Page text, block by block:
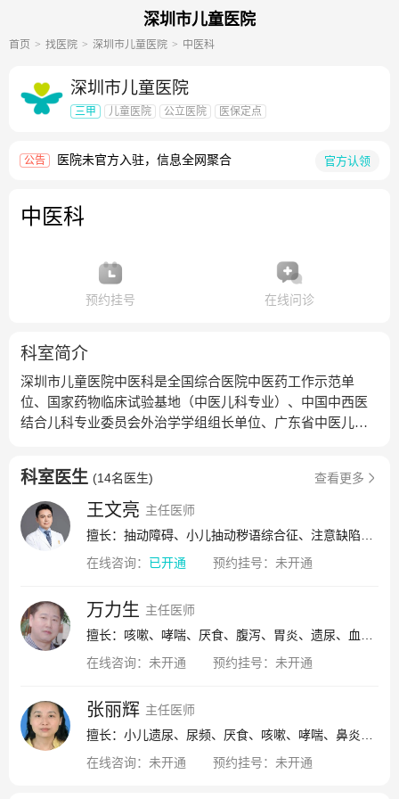
深圳市儿童医院
首页 找医院 深圳市儿童医院 中医科
深圳市儿童医院
三甲 儿童医院 公立医院 医保定点
公告 医院未官方入驻，信息全网聚合 官方认领
中医科
预约挂号 在线问诊
科室简介
深圳市儿童医院中医科是全国综合医院中医药工作示范单
位、国家药物临床试验基地（中医儿科专业）、中国中西医
结合儿科专业委员会外治学学组组长单位、广东省中医儿科
深圳市中医特色专科、深圳市中西医结合学会儿科专业委员
会挂靠单位、深圳市中医适宜技术培训基地、深圳市按摩师
协会小儿推拿专业委员会挂靠单位、深圳市小儿推拿技术培
训基地，在粤港澳及海外均有一定的影响力。治病采用内外
结合的综合疗法，多能缩短病程、提高疗效、充分体现中医
治法20余项中医适宜技术，有来自重庆、河南、四川、湖
南、湖北、江西、福建、贵州、安徽、广东等十余个省市单
位的医护人员前来我科进修学习。科主任万力生教授，医学
博士、教授、主任中医师、博士研究生导师、博士后导师、
学会儿科专业委员会主任委员，广东省中西医结合学会儿科
专业委员会副主任委员，中国中西医结合学会儿科专业委员
会小儿外治学组组长、营养保健学组副组长，世界中医药学
会联合会儿科专业委员会副会长。病区：收治肺系疾病（肺
科室医生 (14名医生) 查看更多
王文亮 主任医师
在线咨询： 已开通 预约挂号： 未开通
万力生 主任医师
在线咨询： 未开通 预约挂号： 未开通
张丽辉 主任医师
在线咨询： 未开通 预约挂号： 未开通